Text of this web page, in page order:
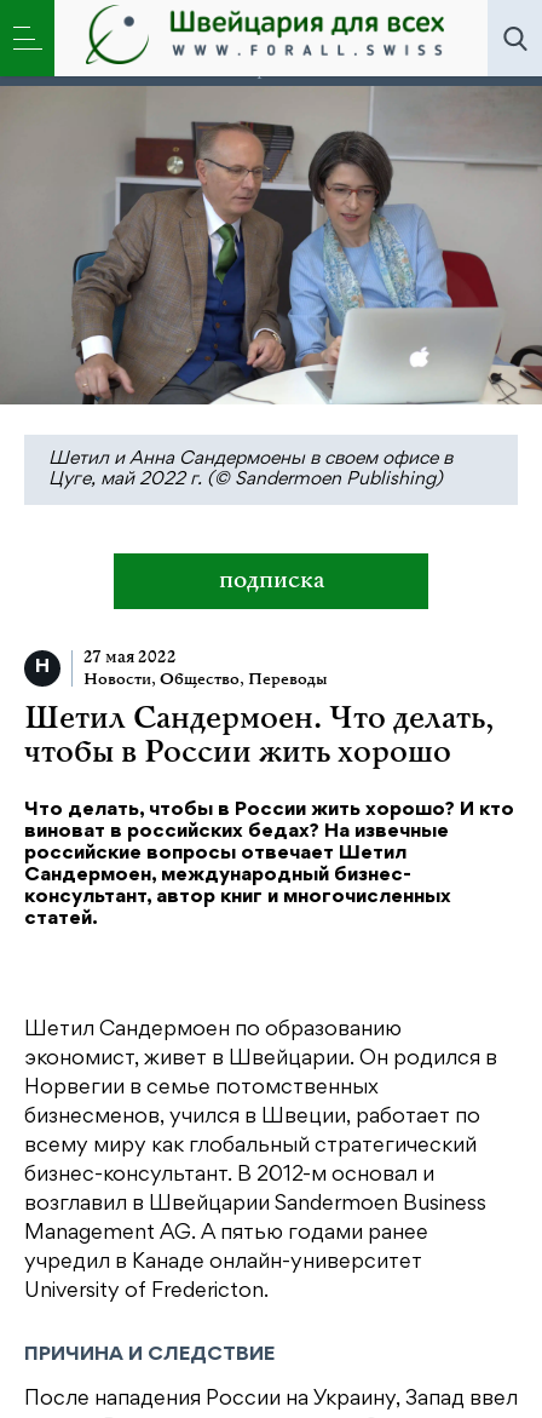
Новости ,Общество,Переводы»Шетил
Сандермоен. Что делать, чтобы в России жить
Шетил и Анна Сандермоены в своем офисе в
Цуге, май 2022 г. (© Sandermoen Publishing)
подписка
27 мая 2022
Новости, Общество, Переводы
Шетил Сандермоен. Что делать,
чтобы в России жить хорошо
Что делать, чтобы в России жить хорошо? И кто
виноват в российских бедах? На извечные
российские вопросы отвечает Шетил
Сандермоен, международный бизнес-
консультант, автор книг и многочисленных
статей.
Шетил Сандермоен по образованию
экономист, живет в Швейцарии. Он родился в
Норвегии в семье потомственных
бизнесменов, учился в Швеции, работает по
всему миру как глобальный стратегический
бизнес-консультант. В 2012-м основал и
возглавил в Швейцарии Sandermoen Business
Management AG. А пятью годами ранее
учредил в Канаде онлайн-университет
University of Fredericton.
ПРИЧИНА И СЛЕДСТВИЕ
После нападения России на Украину, Запад ввел